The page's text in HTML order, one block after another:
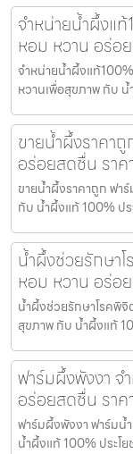
จำหน่ายน้ำผึ้งแ
หอม หวาน อร่อ
จำหน่ายน้ำผึ้งแท้
หวานเพื่อสุขภาพ กับ
ขายน้ำผึ้งราคา
อร่อยสดชื่น ราค
ขายน้ำผึ้งราคาถูก ฟา
กับ น้ำผึ้งแท้ 100% ป
น้ำผึ้งช่วยรักษา
หอม หวาน อร่อ
น้ำผึ้งช่วยรักษาโรคพิ
สุขภาพ กับ น้ำผึ้งแท้
ฟาร์มผึ้งพังงา จ
อร่อยสดชื่น ราค
ฟาร์มผึ้งพังงา ฟาร์มน้
น้ำผึ้งแท้ 100% ประโ